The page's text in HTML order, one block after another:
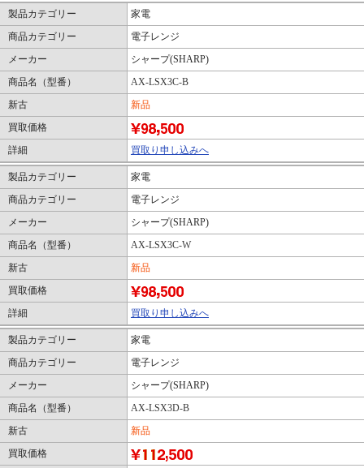
製品カテゴリー
家電
商品カテゴリー
電子レンジ
メーカー
シャープ(SHARP)
商品名（型番）
AX-LSX3C-B
新古
新品
買取価格
詳細
買取り申し込みへ
製品カテゴリー
家電
商品カテゴリー
電子レンジ
メーカー
シャープ(SHARP)
商品名（型番）
AX-LSX3C-W
新古
新品
買取価格
詳細
買取り申し込みへ
製品カテゴリー
家電
商品カテゴリー
電子レンジ
メーカー
シャープ(SHARP)
商品名（型番）
AX-LSX3D-B
新古
新品
買取価格